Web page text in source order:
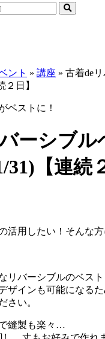
ント » 講座 » 古着de
２日】
ベストに！
ーシブル
31)【連続
活用したい！そんな
リバーシブルのベスト
ザインも可能になる
さい。
縫製も楽々…